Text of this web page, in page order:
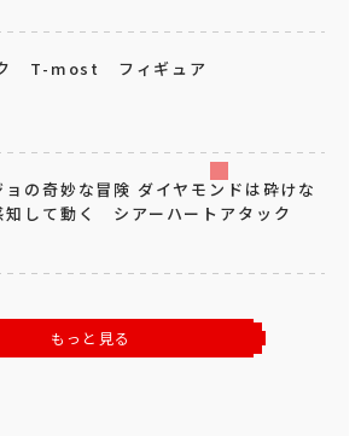
T-most フィギュア
ョの奇妙な冒険 ダイヤモンドは砕けな
して動く シアーハートアタック
もっと見る